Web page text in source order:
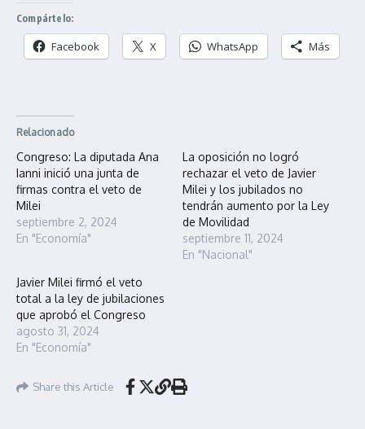
Compártelo:
Facebook X WhatsApp Más
Relacionado
Congreso: La diputada Ana
Ianni inició una junta de
firmas contra el veto de
Milei
septiembre 2, 2024
En "Economía"
La oposición no logró
rechazar el veto de Javier
Milei y los jubilados no
tendrán aumento por la Ley
de Movilidad
septiembre 11, 2024
En "Nacional"
Javier Milei firmó el veto
total a la ley de jubilaciones
que aprobó el Congreso
agosto 31, 2024
En "Economía"
Share this Article